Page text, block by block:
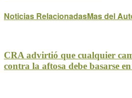
Noticias RelacionadasMas del
CRA advirtió que cualquier
contra la aftosa debe basarse